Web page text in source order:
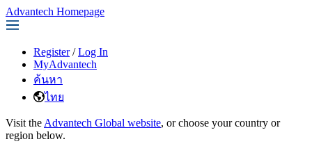
Advantech Homepage
Register / Log In
MyAdvantech
ค้นหา
ไทย
Visit the Advantech Global website, or choose your country or
region below.